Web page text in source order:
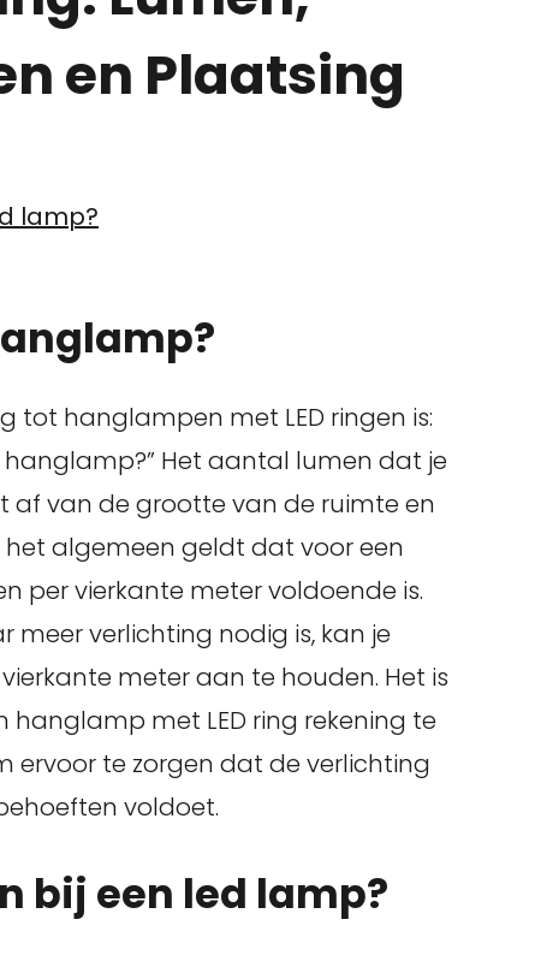
en Plaatsing
lamp?
tot hanglampen met LED ringen is:
Het aantal lumen dat je
van de grootte van de ruimte en
het algemeen geldt dat voor een
per vierkante meter voldoende is.
meer verlichting nodig is, kan je
meter aan te houden. Het is
met LED ring rekening te
te zorgen dat de verlichting
voldoet.
bij een led lamp?